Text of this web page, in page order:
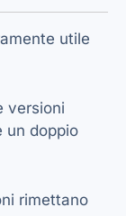
utile
versioni
un doppio
rimettano